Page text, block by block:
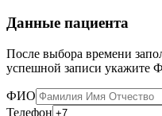
Данные пациента
После выбора времени
успешной записи укажите
ФИО
Телефон